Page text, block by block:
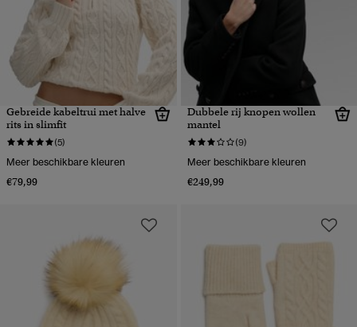
Gebreide kabeltrui met halve
rits in slimfit
(5)
Meer beschikbare kleuren
€79,99
Dubbele rij knopen wollen
mantel
(9)
Meer beschikbare kleuren
€249,99